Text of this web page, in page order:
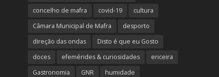
concelho de mafra
covid-19
cultura
Câmara Municipal de Mafra
desporto
direção das ondas
Disto é que eu Gosto
doces
efemérides & curiosidades
ericeira
Gastronomia
GNR humidade